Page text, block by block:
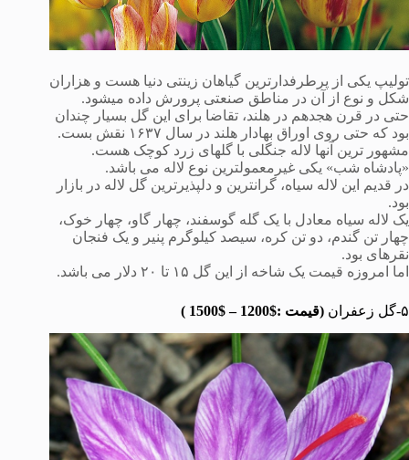
تولیپ یکی از پرطرفدارترین گیاهان زینتی دنیا هست و هزاران
شکل و نوع از آن در مناطق صنعتی پرورش داده میشود.
حتی در قرن هجدهم در هلند، تقاضا برای این گل بسیار چندان
بود که حتی روی اوراق بهادار هلند در سال ۱۶۳۷ نقش بست.
مشهور ترین آنها لاله جنگلی با گلهای زرد کوچک هست.
«پادشاه شب» یکی غیرمعمولترین نوع لاله می باشد.
در قدیم این لاله سیاه، گرانترین و دلپذیرترین گل لاله در بازار
بود.
یک لاله سیاه معادل با یک گله گوسفند، چهار گاو، چهار خوک،
چهار تن گندم، دو تن کره، سیصد کیلوگرم پنیر و یک فنجان
نقرهای بود.
اما امروزه قیمت یک شاخه از این گل ۱۵ تا ۲۰ دلار می باشد.
۵-گل زعفران (قیمت :$1200 – $1500 )